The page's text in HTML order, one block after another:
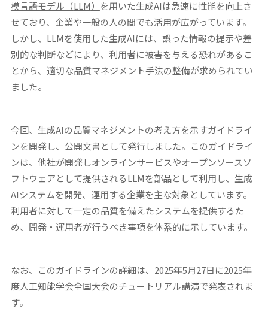
模言語モデル（LLM） を用いた生成AIは急速に性能を向上さ
せており、企業や一般の人の間でも活用が広がっています。
しかし、LLMを使用した生成AIには、誤った情報の提示や差
別的な判断などにより、利用者に被害を与える恐れがあるこ
とから、適切な品質マネジメント手法の整備が求められてい
ました。
今回、生成AIの品質マネジメントの考え方を示すガイドライ
ンを開発し、公開文書として発行しました。このガイドライ
ンは、他社が開発しオンラインサービスやオープンソースソ
フトウェアとして提供されるLLMを部品として利用し、生成
AIシステムを開発、運用する企業を主な対象としています。
利用者に対して一定の品質を備えたシステムを提供するた
め、開発・運用者が行うべき事項を体系的に示しています。
なお、このガイドラインの詳細は、2025年5月27日に2025年
度人工知能学会全国大会のチュートリアル講演で発表されま
す。